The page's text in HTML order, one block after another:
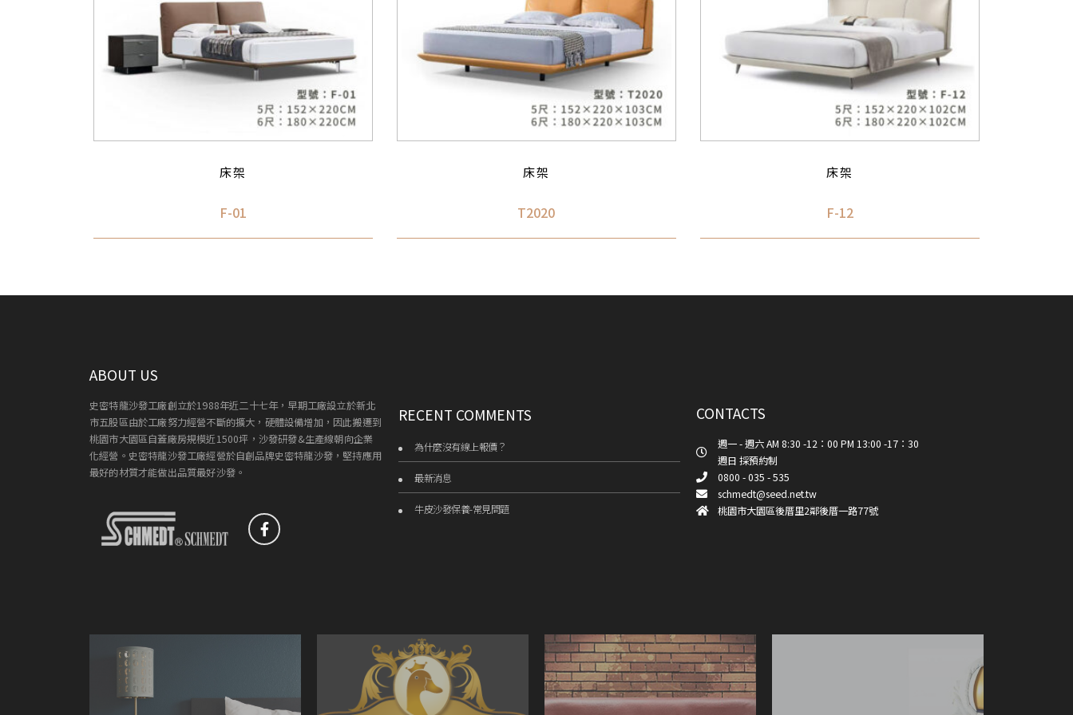
床架
F-01
床架
T2020
床架
F-12
ABOUT US
史密特龍沙發工廠創立於1988年近二十七年，早期工廠設立於新北
市五股區由於工廠努力經營不斷的擴大，硬體設備增加，因此搬遷到
桃園市大園區自蓋廠房規模近1500坪，沙發研發&生產線朝向企業
化經營。史密特龍沙發工廠經營於自創品牌史密特龍沙發，堅持應用
最好的材質才能做出品質最好沙發。
RECENT COMMENTS
為什麼沒有線上報價？
最新消息
牛皮沙發保養-常見問題
CONTACTS
週一 - 週六 AM 8:30 -12：00 PM 13:00 -17：30
週日 採預約制
0800 - 035 - 535
schmedt@seed.net.tw
桃園市大園區後厝里2鄰後厝一路77號